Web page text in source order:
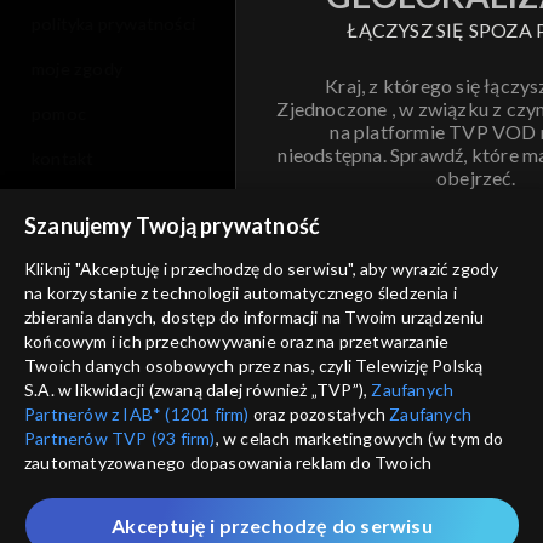
ŁĄCZYSZ SIĘ SPOZA
Kraj, z którego się
Zjednoczone , w związku z
na platformie TVP VOD
nieodstępna. Sprawdź, które
obejrzeć.
ANULUJ
informacje o dostawcy usług
Szanujemy Twoją prywatność
Kliknij "Akceptuję i przechodzę do serwisu", aby wyrazić zgody
na korzystanie z technologii automatycznego śledzenia i
zbierania danych, dostęp do informacji na Twoim urządzeniu
końcowym i ich przechowywanie oraz na przetwarzanie
Twoich danych osobowych przez nas, czyli Telewizję Polską
S.A. w likwidacji (zwaną dalej również „TVP”), Zaufanych
Partnerów z IAB* (1201 firm) oraz pozostałych Zaufanych
Partnerów TVP (93 firm), w celach marketingowych (w tym do
zautomatyzowanego dopasowania reklam do Twoich
które wskazujemy poniżej, a także zgody na udostępnianie
przez nas identyfikatora PPID do Google.
Akceptuję i przechodzę do serwisu